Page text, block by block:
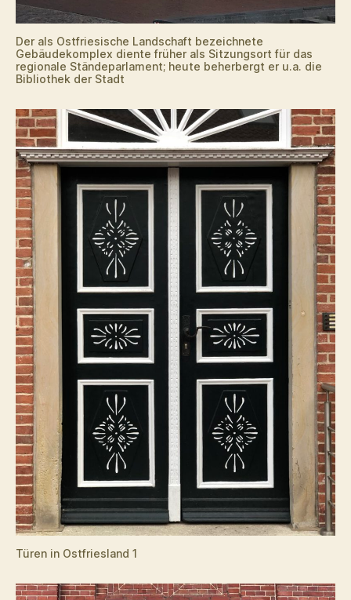
Der als Ostfriesische Landschaft bezeichnete
Gebäudekomplex diente früher als Sitzungsort für das
regionale Ständeparlament; heute beherbergt er u.a. die
Bibliothek der Stadt
Türen in Ostfriesland 1